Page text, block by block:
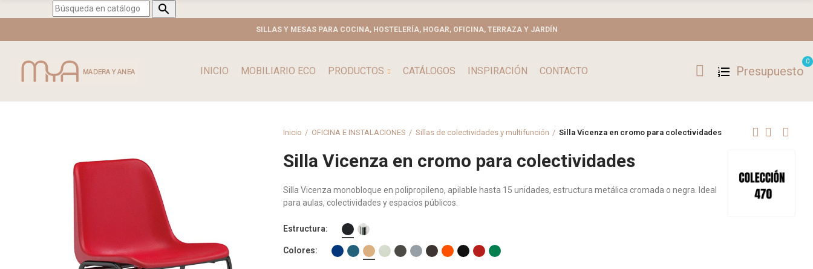

SILLAS Y MESAS PARA COCINA, HOSTELERÍA, HOGAR, OFICINA, TERRAZA Y JARDÍN
INICIO MOBILIARIO ECO PRODUCTOS CATÁLOGOS INSPIRACIÓN CONTACTO Presupuesto
0
Inicio OFICINA E INSTALACIONES Sillas de colectividades y multifunción Silla Vicenza en cromo para colectividades
Silla Vicenza en cromo para colectividades
Silla Vicenza monobloque en polipropileno, apilable hasta 15 unidades, estructura metálica cromada o negra. Ideal
para aulas, colectividades y espacios públicos.
Estructura
Colores